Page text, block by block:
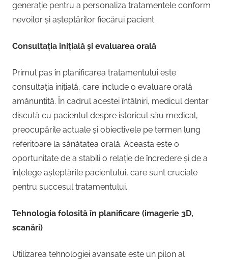
generație pentru a personaliza tratamentele conform
nevoilor și așteptărilor fiecărui pacient.
Consultația inițială și evaluarea orală
Primul pas în planificarea tratamentului este
consultația inițială, care include o evaluare orală
amănunțită. În cadrul acestei întâlniri, medicul dentar
discută cu pacientul despre istoricul său medical,
preocupările actuale și obiectivele pe termen lung
referitoare la sănătatea orală. Aceasta este o
oportunitate de a stabili o relație de încredere și de a
înțelege așteptările pacientului, care sunt cruciale
pentru succesul tratamentului.
Tehnologia folosită în planificare (imagerie 3D,
scanări)
Utilizarea tehnologiei avansate este un pilon al